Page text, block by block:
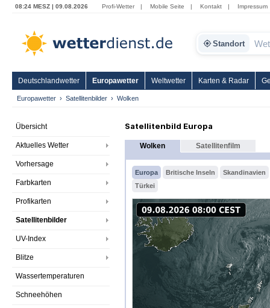
08:24 MESZ | 09.08.2026 Profi-Wetter | Mobile Seite | Kontakt | Impressum
Standort
Deutschlandwetter Europawetter Weltwetter Karten & Radar
Europawetter Satellitenbilder Wolken
Übersicht
Aktuelles Wetter
Vorhersage
Farbkarten
Profikarten
Satellitenbilder
UV-Index
Blitze
Wassertemperaturen
Schneehöhen
Satellitenbild Europa
Wolken Satellitenfilm
Europa Britische Inseln
Skandinavien
Türkei